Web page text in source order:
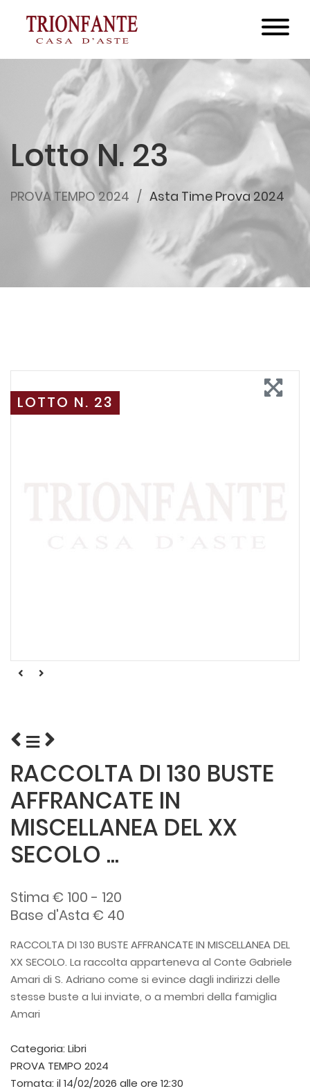
Lotto N. 23
PROVA TEMPO 2024 Asta Time Prova 2024
LOTTO N. 23
RACCOLTA DI 130 BUSTE
AFFRANCATE IN
MISCELLANEA DEL XX
SECOLO ...
Stima € 100 - 120
Base d'Asta € 40
RACCOLTA DI 130 BUSTE AFFRANCATE IN MISCELLANEA DEL
XX SECOLO. La raccolta apparteneva al Conte Gabriele
Amari di S. Adriano come si evince dagli indirizzi delle
stesse buste a lui inviate, o a membri della famiglia
Amari
Categoria: Libri
PROVA TEMPO 2024
Tornata: il 14/02/2026 alle ore 12:30